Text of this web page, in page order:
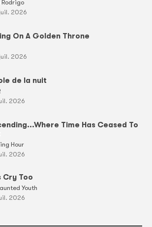
2026
On A Golden Throne
2026
de la nuit
2026
Time Has Ceased To
Hour
2026
Cry Too
Youth
2026